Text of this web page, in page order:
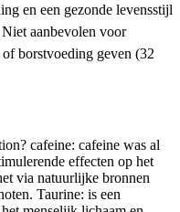
en een gezonde levensstijl
aanbevolen voor
borstvoeding geven (32
cafeine: cafeine was al
effecten op het
via natuurlijke bronnen
Taurine: is een